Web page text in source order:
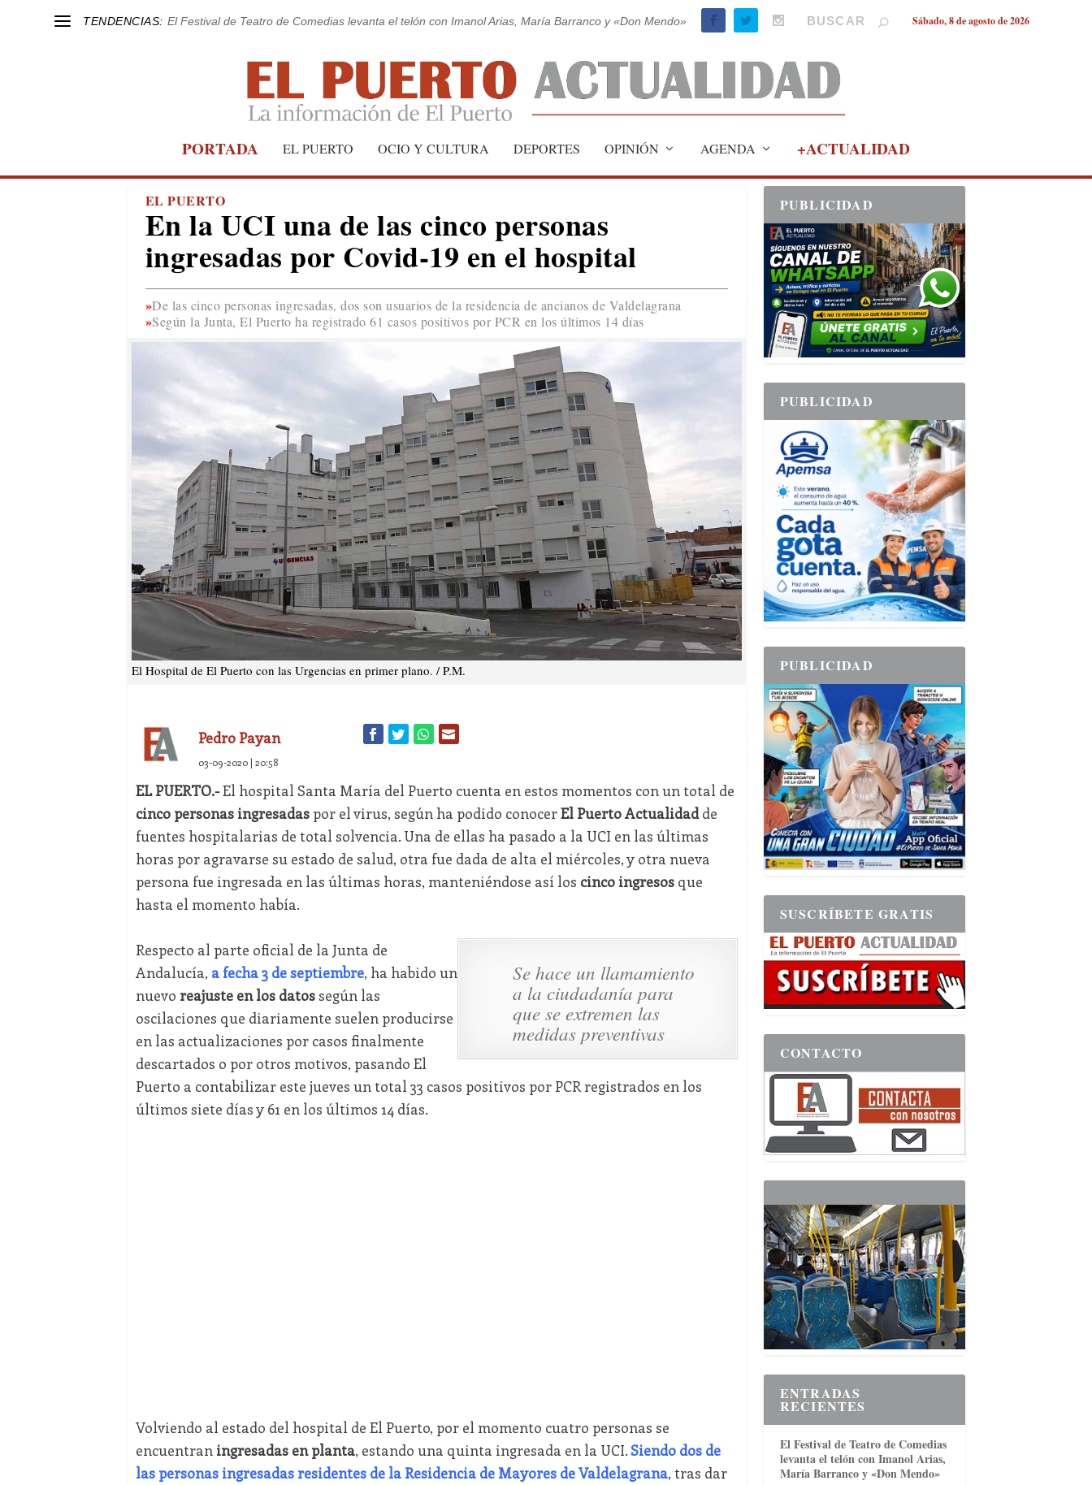
TENDENCIAS: El Festival de Teatro de Comedias levanta el telón con Imanol Arias, María Barranco y «Don Mendo» Sábado, 8 de agosto de 2026
PORTADA EL PUERTO OCIO Y CULTURA DEPORTES OPINIÓN AGENDA +ACTUALIDAD
EL PUERTO
En la UCI una de las cinco personas
ingresadas por Covid-19 en el hospital
De las cinco personas ingresadas, dos son usuarios de la residencia de ancianos de Valdelagrana
Según la Junta, El Puerto ha registrado 61 casos positivos por PCR en los últimos 14 días
El Hospital de El Puerto con las Urgencias en primer plano. / P.M.
Pedro Payan
03-09-2020 | 20:58
EL PUERTO.-El hospital Santa María del Puerto cuenta en estos momentos con un total de
cinco personas ingresadaspor el virus, según ha podido conocerEl Puerto Actualidadde
fuentes hospitalarias de total solvencia. Una de ellas ha pasado a la UCI en las últimas
horas por agravarse su estado de salud, otra fue dada de alta el miércoles, y otra nueva
persona fue ingresada en las últimas horas, manteniéndose así los cinco ingresosque
hasta el momento había.
Se hace un llamamiento
a la ciudadanía para
que se extremen las
medidas preventivas
Respecto al parte oficial de la Junta de
Andalucía, a fecha 3 de septiembre, ha habido un
nuevo reajuste en los datossegún las
oscilaciones que diariamente suelen producirse
en las actualizaciones por casos finalmente
descartados o por otros motivos, pasando El
Puerto a contabilizar este jueves un total 33 casos positivos por PCR registrados en los
últimos siete días y 61 en los últimos 14 días.
Volviendo al estado del hospital de El Puerto, por el momento cuatro personas se
encuentraningresadas en planta, estando una quinta ingresada en la UCI.Siendo dos de
las personas ingresadas residentes de la Residencia de Mayores de Valdelagrana, tras dar
PUBLICIDAD
PUBLICIDAD
PUBLICIDAD
SUSCRÍBETE GRATIS
CONTACTO
ENTRADAS
RECIENTES
El Festival de Teatro de Comedias
levanta el telón con Imanol Arias,
María Barranco y «Don Mendo»